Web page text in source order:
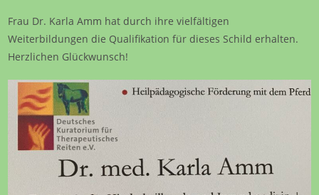
Frau Dr. Karla Amm hat durch ihre vielfältigen
Weiterbildungen die Qualifikation für dieses Schild erhalten.
Herzlichen Glückwunsch!